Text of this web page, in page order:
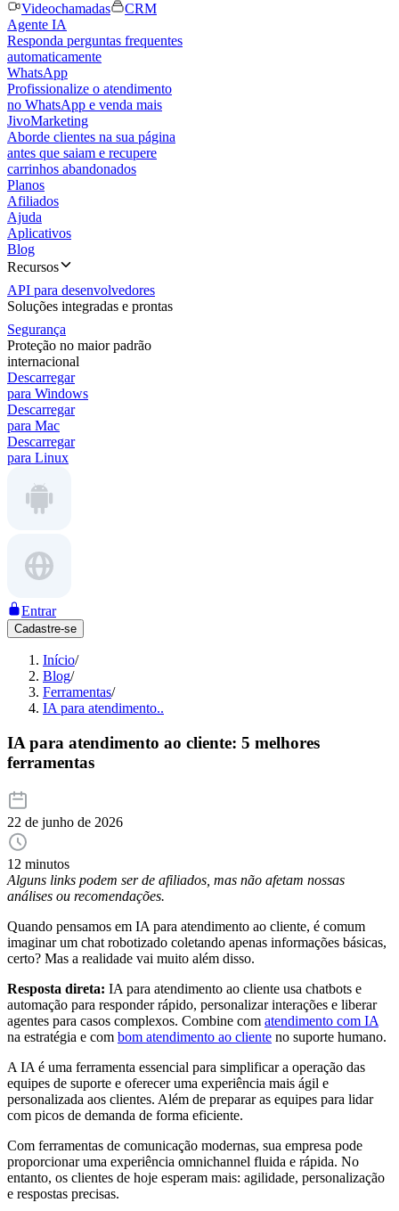
Videochamadas
CRM
Agente IA
Responda perguntas frequentes
automaticamente
WhatsApp
Profissionalize o atendimento
no WhatsApp e venda mais
JivoMarketing
Aborde clientes na sua página
antes que saiam e recupere
carrinhos abandonados
Planos
Afiliados
Ajuda
Aplicativos
Blog
Recursos
API para desenvolvedores
Soluções integradas e prontas
Segurança
Proteção no maior padrão
internacional
Descarregar
para Windows
Descarregar
para Mac
Descarregar
para Linux
Entrar
Cadastre-se
Início/
Blog/
Ferramentas/
IA para atendimento..
IA para atendimento ao cliente: 5 melhores
ferramentas
22 de junho de 2026
12 minutos
Alguns links podem ser de afiliados, mas não afetam nossas
análises ou recomendações.
Quando pensamos em IA para atendimento ao cliente, é comum
imaginar um chat robotizado coletando apenas informações básicas,
certo? Mas a realidade vai muito além disso.
Resposta direta: IA para atendimento ao cliente usa chatbots e
automação para responder rápido, personalizar interações e liberar
agentes para casos complexos. Combine com atendimento com IA
na estratégia e com bom atendimento ao cliente no suporte humano.
A IA é uma ferramenta essencial para simplificar a operação das
equipes de suporte e oferecer uma experiência mais ágil e
personalizada aos clientes. Além de preparar as equipes para lidar
com picos de demanda de forma eficiente.
Com ferramentas de comunicação modernas, sua empresa pode
proporcionar uma experiência omnichannel fluida e rápida. No
entanto, os clientes de hoje esperam mais: agilidade, personalização
e respostas precisas.